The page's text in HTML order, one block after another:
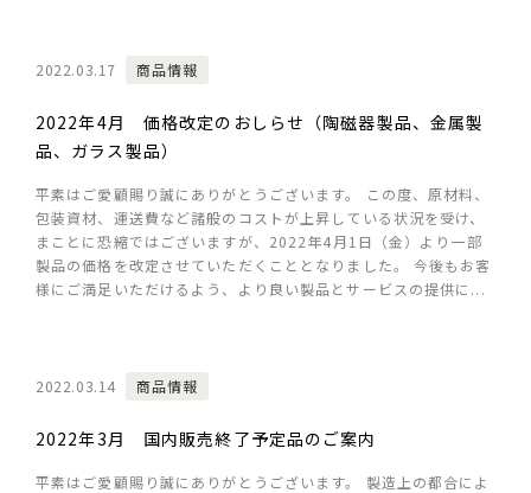
2022.03.17 商品情報
2022年4月 価格改定のおしらせ（陶磁器製品、金属製
品、ガラス製品）
平素はご愛顧賜り誠にありがとうございます。 この度、原材料、
包装資材、運送費など諸般のコストが上昇している状況を受け、
まことに恐縮ではございますが、2022年4月1日（金）より一部
製品の価格を改定させていただくこととなりました。 今後もお客
様にご満足いただけるよう、より良い製品とサービスの提供に...
2022.03.14 商品情報
2022年3月 国内販売終了予定品のご案内
平素はご愛顧賜り誠にありがとうございます。 製造上の都合によ